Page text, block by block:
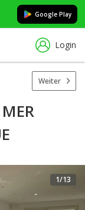
Google Play
Login
Weiter
1/13